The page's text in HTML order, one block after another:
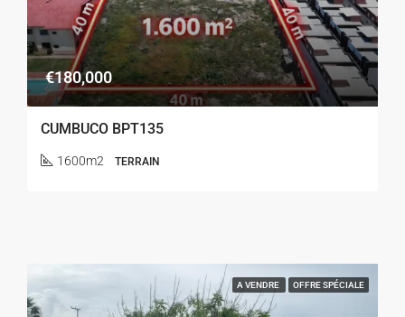
€180,000
CUMBUCO BPT135
1600m2 TERRAIN
A VENDRE OFFRE SPÉCIALE